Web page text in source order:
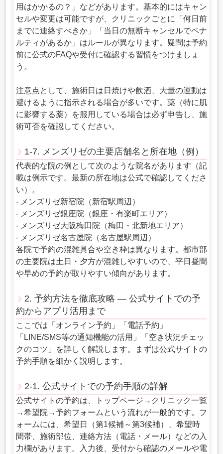
用はかかるの？」などがあります。基本的にはキャン
セルや変更は可能ですが、クリニックごとに「何日前
までに連絡すべきか」「当日の無断キャンセルでペナ
ルティがあるか」はルールが異なります。疑問は予約
前に公式のFAQや受付に確認する習慣をつけましょ
う。
注意点として、施術日は日焼けや飲酒、大量の運動は
避けるように指示される場合が多いです。薬（特に肌
に影響する薬）を服用している場合は必ず申告し、施
術可否を確認してください。
1-7. メンズリゼの主要店舗名と所在地（例）
代表的な院の例として次のような院名があります（記
載は例示です。最新の所在地は公式で確認してくださ
い）。
- メンズリゼ新宿院（新宿駅周辺）
- メンズリゼ銀座院（銀座・有楽町エリア）
- メンズリゼ大阪梅田院（梅田・北新地エリア）
- メンズリゼ名古屋院（名古屋駅周辺）
各院で予約の混雑具合や空き枠は異なります。都市部
の主要院は土日・夕方が混雑しやすいので、平日昼間
や早めの予約が取りやすい傾向があります。
2. 予約方法を徹底攻略 ― 公式サイトでの予
約からアプリ活用まで
ここでは「オンライン予約」「電話予約」
「LINE/SMS等の通知機能の活用」「空き状況チェッ
クのコツ」を詳しく解説します。まずは公式サイトの
予約手順を細かく説明します。
2-1. 公式サイトでの予約手順の詳解
公式サイトの予約は、トップページ→クリニック一覧
→希望院→予約フォームという流れが一般的です。フ
ォームには、希望日（第1候補～第3候補）、希望時
間帯、施術部位、連絡方法（電話・メール）などの入
力欄があります。入力後、受付から確認のメールや電